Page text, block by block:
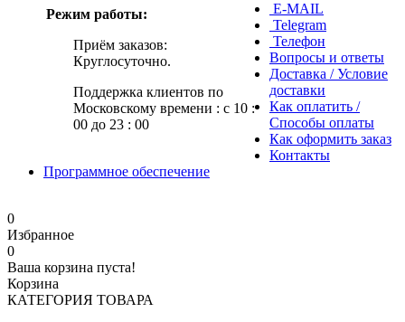
Режим работы:
Приём заказов:
Круглосуточно.
Поддержка клиентов по
Московскому времени : с 10 :
00 до 23 : 00
E-MAIL
Telegram
Телефон
Вопросы и ответы
Доставка / Условие
доставки
Как оплатить /
Способы оплаты
Как оформить заказ
Контакты
Программное обеспечение
0
Избранное
0
Ваша корзина пуста!
Корзина
КАТЕГОРИЯ ТОВАРА